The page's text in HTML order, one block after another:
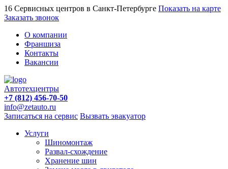
16 Сервисных центров в Санкт-Петербурге Показать на карте
Заказать звонок
О компании
Франшиза
Контакты
Вакансии
Автотехцентры
+7 (812) 456-70-50
info@zetauto.ru
Записаться на сервис Вызвать эвакуатор
Услуги
Шиномонтаж
Развал-схождение
Хранение шин